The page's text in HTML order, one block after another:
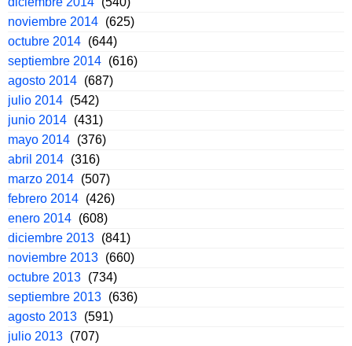
noviembre 2014 (625)
octubre 2014 (644)
septiembre 2014 (616)
agosto 2014 (687)
julio 2014 (542)
junio 2014 (431)
mayo 2014 (376)
abril 2014 (316)
marzo 2014 (507)
febrero 2014 (426)
enero 2014 (608)
diciembre 2013 (841)
noviembre 2013 (660)
octubre 2013 (734)
septiembre 2013 (636)
agosto 2013 (591)
julio 2013 (707)